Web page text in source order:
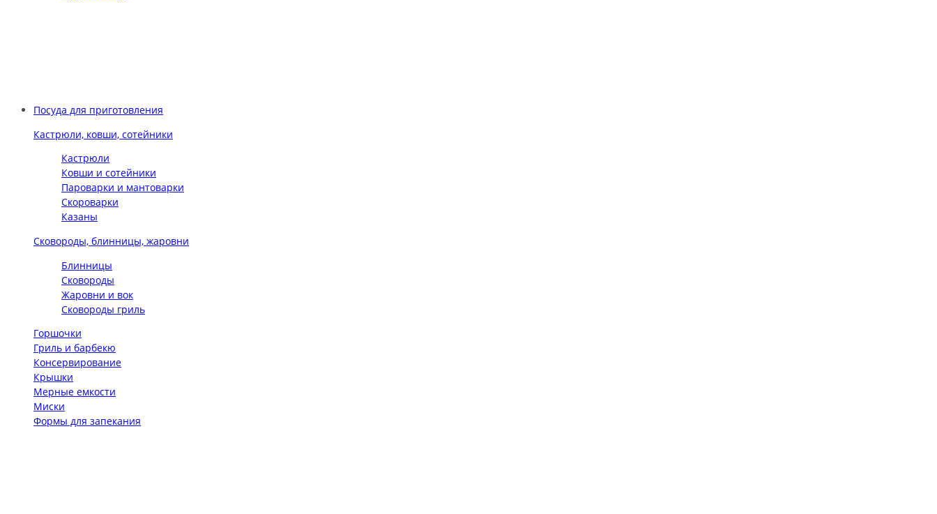
Посуда для приготовления
Кастрюли, ковши, сотейники
Кастрюли
Ковши и сотейники
Пароварки и мантоварки
Скороварки
Казаны
Сковороды, блинницы, жаровни
Блинницы
Сковороды
Жаровни и вок
Сковороды гриль
Горшочки
Гриль и барбекю
Консервирование
Крышки
Мерные емкости
Миски
Формы для запекания